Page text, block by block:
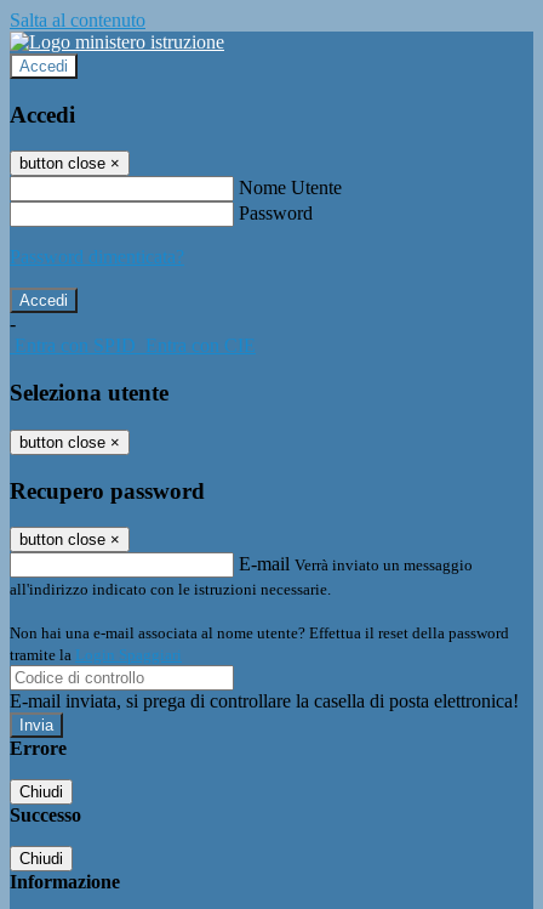
Salta al contenuto
Accedi
Accedi
button close ×
Nome Utente
Password
Password dimenticata?
-
Entra con SPID Entra con CIE
Seleziona utente
button close ×
Recupero password
button close ×
E-mail Verrà inviato un messaggio
all'indirizzo indicato con le istruzioni necessarie.
Non hai una e-mail associata al nome utente? Effettua il reset della password
tramite la Login Spaggiari
E-mail inviata, si prega di controllare la casella di posta elettronica!
Errore
Chiudi
Successo
Chiudi
Informazione